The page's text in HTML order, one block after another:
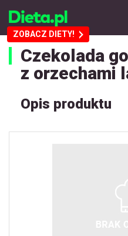
ZOBACZ DIETY!
Czekolada
z orzechami
Opis produktu